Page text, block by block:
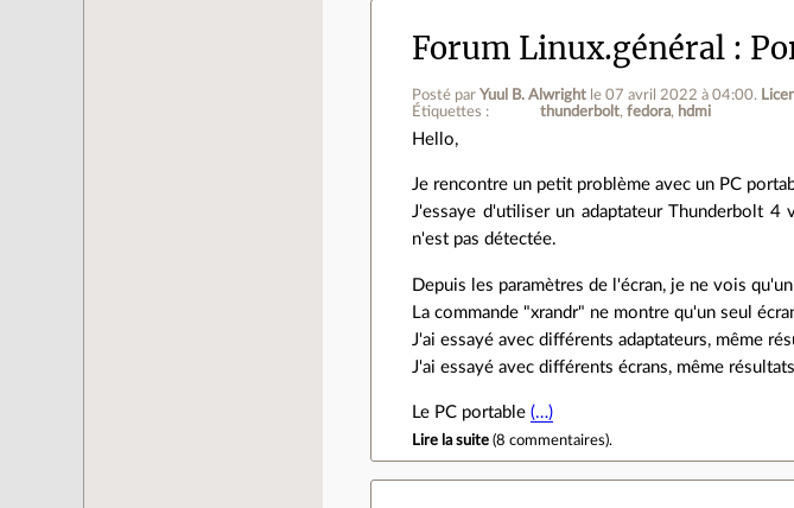
Forum Linux.général
Posté parYuul B. Alwright le 07 avril 2022 à 04:00.
Étiquettes :
thunderbolt fedora hdmi
Hello,
Je rencontre un petit problème avec un PC
J'essaye d'utiliser un adaptateur Thunderbolt
n'est pas détectée.
Depuis les paramètres de l'écran, je ne vois
La commande "xrandr" ne montre qu'un seul
J'ai essayé avec différents adaptateurs, même
J'ai essayé avec différents écrans, même
Le PC portable(…)
Lire la suite (8 commentaires).